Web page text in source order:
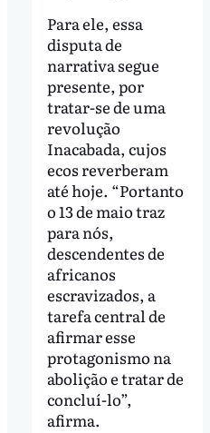
Para ele, essa
disputa de
narrativa segue
presente, por
tratar-se de uma
revolução
Inacabada, cujos
ecos reverberam
até hoje. “Portanto
o 13 de maio traz
para nós,
descendentes de
africanos
escravizados, a
tarefa central de
afirmar esse
protagonismo na
abolição e tratar de
concluí-lo”,
afirma.